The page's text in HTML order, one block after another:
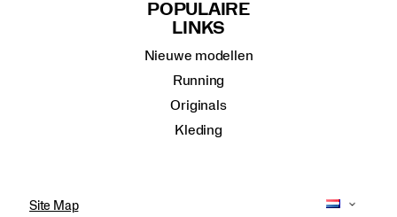
POPULAIRE
LINKS
Nieuwe modellen
Running
Originals
Kleding
Site Map